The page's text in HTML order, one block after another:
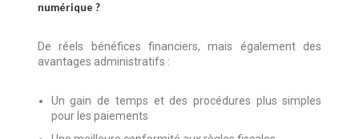
numérique ?
De réels bénéfices financiers, mais également des
avantages administratifs :
Un gain de temps et des procédures plus simples
pour les paiements